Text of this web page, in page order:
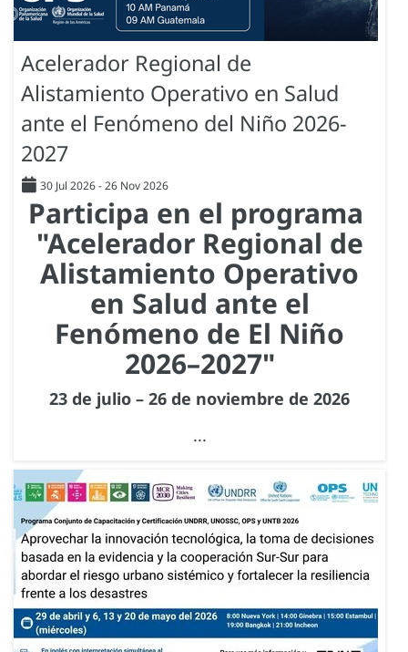
Acelerador Regional de
Alistamiento Operativo en Salud
ante el Fenómeno del Niño 2026-
2027
30 Jul 2026-26 Nov 2026
Participa en el programa
"Acelerador Regional de
Alistamiento Operativo
en Salud ante el
Fenómeno de El Niño
2026–2027"
23 de julio – 26 de noviembre de 2026
...